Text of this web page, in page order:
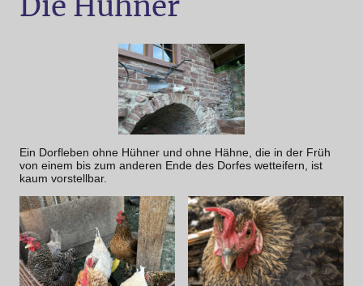
Ein Dorfleben ohne Hühner und ohne Hähne, die in der Früh
von einem bis zum anderen Ende des Dorfes wetteifern, ist
kaum vorstellbar.